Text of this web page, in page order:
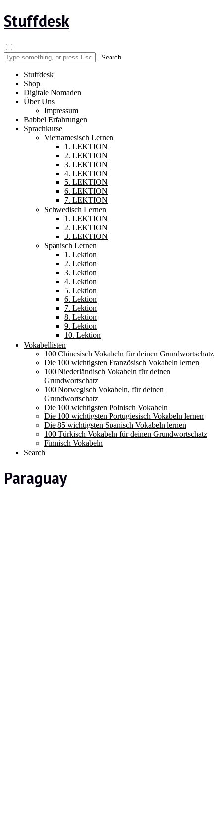
Stuffdesk
Stuffdesk
Shop
Digitale Nomaden
Über Uns
Impressum
Babbel Erfahrungen
Sprachkurse
Vietnamesisch Lernen
1. LEKTION
2. LEKTION
3. LEKTION
4. LEKTION
5. LEKTION
6. LEKTION
7. LEKTION
Schwedisch Lernen
1. LEKTION
2. LEKTION
3. LEKTION
Spanisch Lernen
1. Lektion
2. Lektion
3. Lektion
4. Lektion
5. Lektion
6. Lektion
7. Lektion
8. Lektion
9. Lektion
10. Lektion
Vokabellisten
100 Chinesisch Vokabeln für deinen Grundwortschatz
Die 100 wichtigsten Französisch Vokabeln lernen
100 Niederländisch Vokabeln für deinen
Grundwortschatz
100 Norwegisch Vokabeln, für deinen
Grundwortschatz
Die 100 wichtigsten Polnisch Vokabeln
Die 100 wichtigsten Portugiesisch Vokabeln lernen
Die 85 wichtigsten Spanisch Vokabeln lernen
100 Türkisch Vokabeln für deinen Grundwortschatz
Finnisch Vokabeln
Search
Paraguay